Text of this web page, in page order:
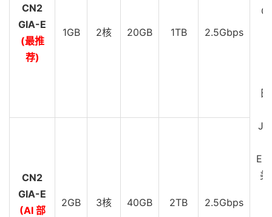
CN2
GIA-E
(最推
荐)
1GB 2核 20GB 1TB 2.5Gbps
美
CN2
GIA-E
(AI 部
2GB 3核 40GB 2TB 2.5Gbps